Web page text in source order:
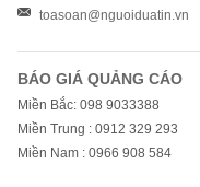
toasoan@nguoiduatin.vn
BÁO GIÁ QUẢNG CÁO
Miền Bắc: 098 9033388
Miền Trung : 0912 329 293
Miền Nam : 0966 908 584